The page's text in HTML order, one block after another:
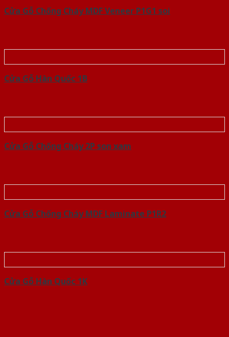
Cửa Gỗ Chống Cháy MDF Veneer P1G1 soi
Cửa Gỗ Hàn Quốc 1B
Cửa Gỗ Chống Cháy 2P son xam
Cửa Gỗ Chống Cháy MDF Laminate P1R2
Cửa Gỗ Hàn Quốc 1K